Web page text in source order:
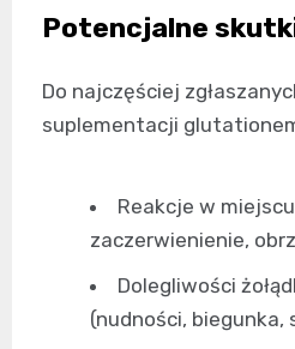
Potencjalne
Do najczęściej
suplementacji
Reakcje w
zaczerwienienie,
Dolegliwości
(nudności, biegunka,